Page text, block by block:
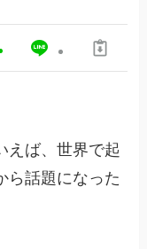
えば、世界で起
ら話題になった